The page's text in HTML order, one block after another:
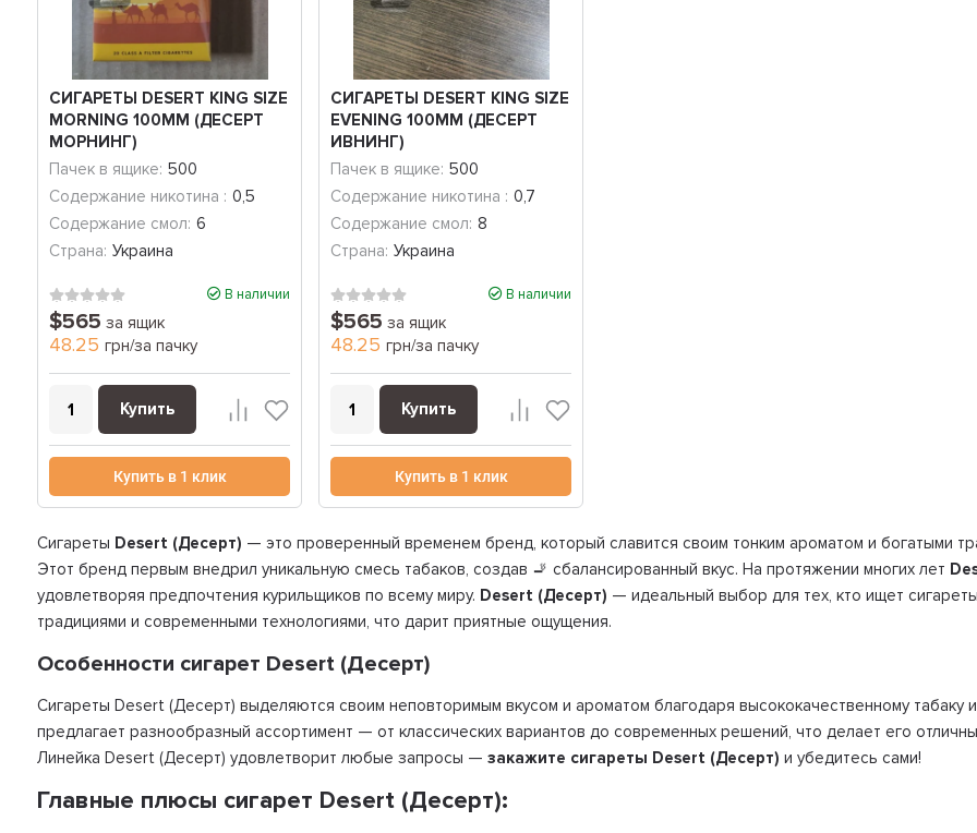
СИГАРЕТЫ DESERT KING SIZE
MORNING 100ММ (ДЕСЕРТ
МОРНИНГ)
Пачек в ящике: 500
Содержание никотина : 0,5
Содержание смол: 6
Страна: Украина
В наличии
$565 за ящик
48.25 грн/за пачку
Купить
Купить в 1 клик
СИГАРЕТЫ DESERT KING SIZE
EVENING 100ММ (ДЕСЕРТ
ИВНИНГ)
Пачек в ящике: 500
Содержание никотина : 0,7
Содержание смол: 8
Страна: Украина
В наличии
$565 за ящик
48.25 грн/за пачку
Купить
Купить в 1 клик
Сигареты Desert (Десерт) — это проверенный временем бренд, который славится своим тонким ароматом и богатыми
Этот бренд первым внедрил уникальную смесь табаков, создав 🚬 сбалансированный вкус. На протяжении многих лет
удовлетворяя предпочтения курильщиков по всему миру. Desert (Десерт) — идеальный выбор для тех, кто ищет
традициями и современными технологиями, что дарит приятные ощущения.
Особенности сигарет Desert (Десерт)
Сигареты Desert (Десерт) выделяются своим неповторимым вкусом и ароматом благодаря высококачественному табаку
предлагает разнообразный ассортимент — от классических вариантов до современных решений, что делает его
Линейка Desert (Десерт) удовлетворит любые запросы —закажите сигареты Desert (Десерт) и убедитесь сами!
Главные плюсы сигарет Desert (Десерт):